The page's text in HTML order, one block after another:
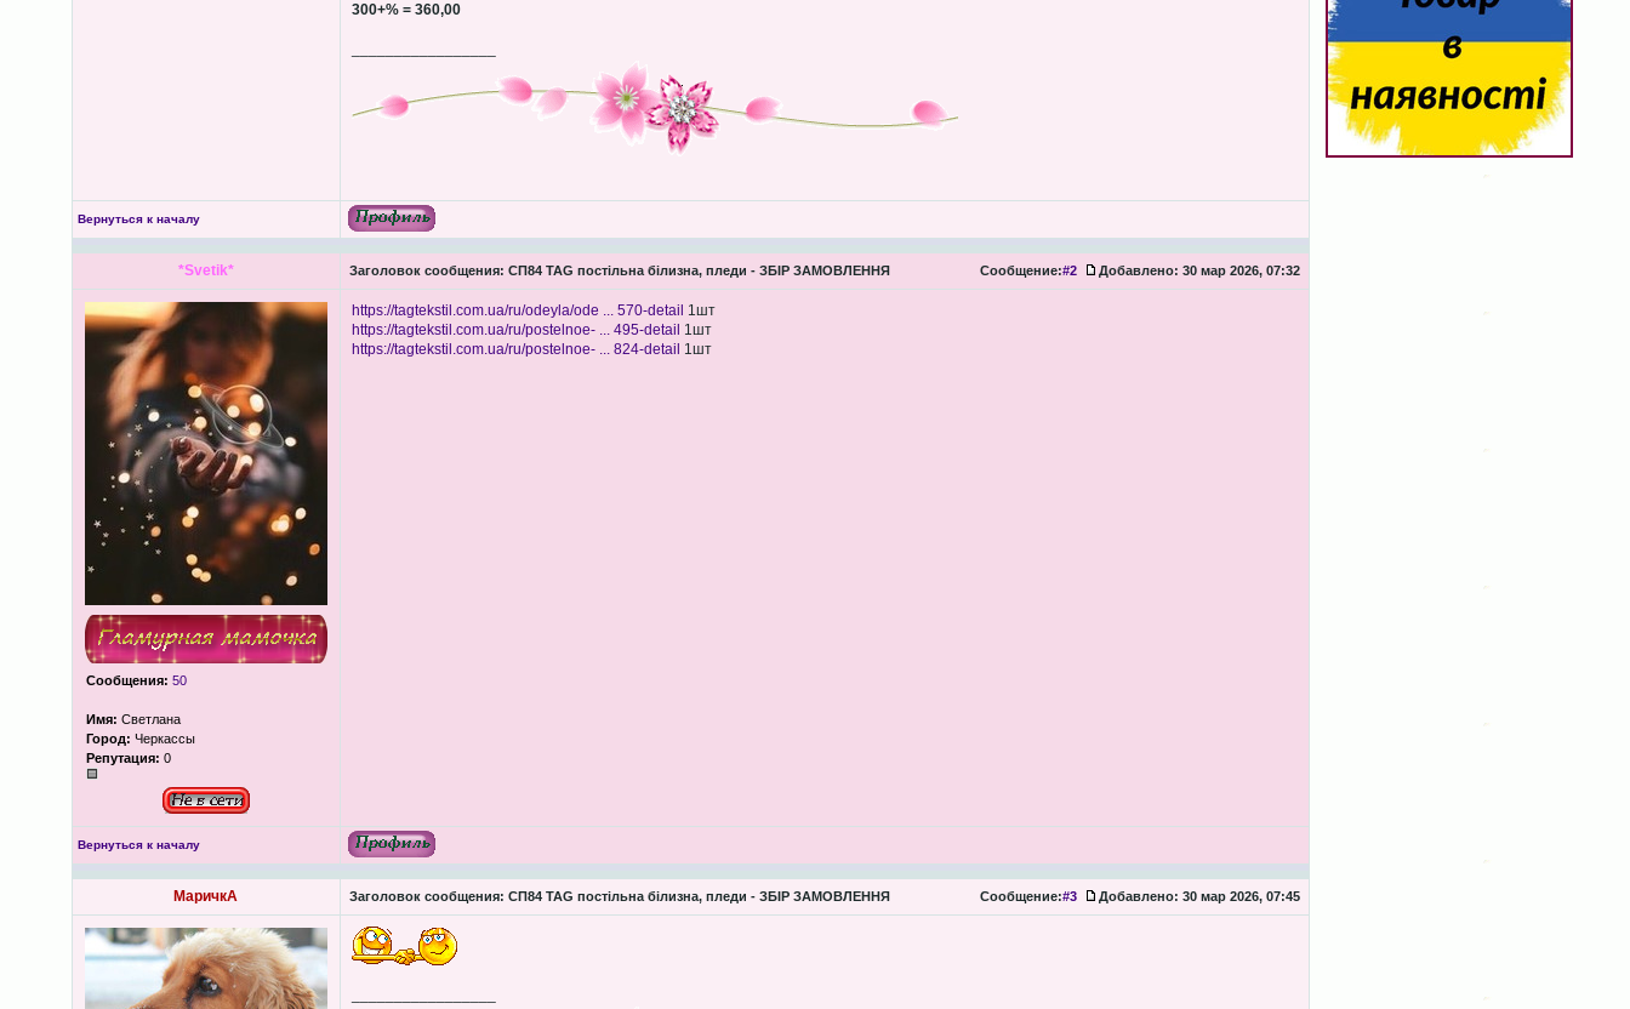
300+% = 360,00
Вернуться к началу
*Svetik* Заголовок сообщения: СП84 TAG постільна білизна, пледи - ЗБІР ЗАМОВЛЕННЯ Сообщение:#2 Добавлено: 30 мар 2026, 07:32
Сообщения: 50
Имя: Светлана
Город: Черкассы
Репутация: 0
https://tagtekstil.com.ua/ru/odeyla/ode ... 570-detail 1шт
https://tagtekstil.com.ua/ru/postelnoe- ... 495-detail 1шт
https://tagtekstil.com.ua/ru/postelnoe- ... 824-detail 1шт
Вернуться к началу
МаричкА Заголовок сообщения: СП84 TAG постільна білизна, пледи - ЗБІР ЗАМОВЛЕННЯ Сообщение:#3 Добавлено: 30 мар 2026, 07:45